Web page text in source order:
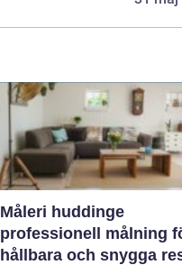
Måleri huddinge
professionell målning
hållbara och snygga